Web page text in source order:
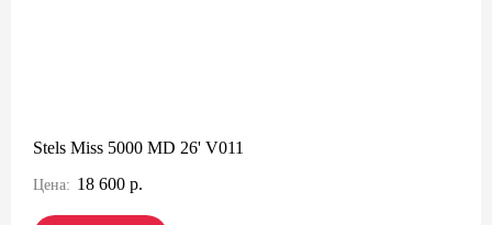
Stels Miss 5000 MD 26' V011
Цена: 18 600 р.